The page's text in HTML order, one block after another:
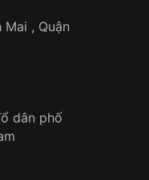
đơn hàng thành
, Quận
dân phố